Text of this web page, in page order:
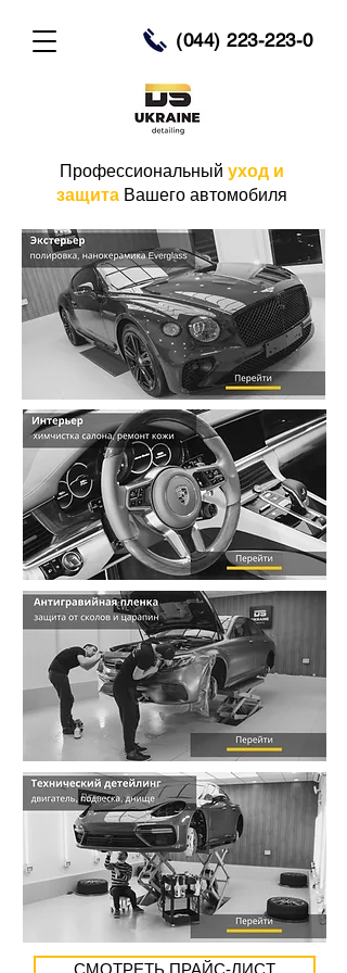
(044) 223-223-0
Профессиональный уход и
защита Вашего автомобиля
СМОТРЕТЬ ПРАЙС-ЛИСТ